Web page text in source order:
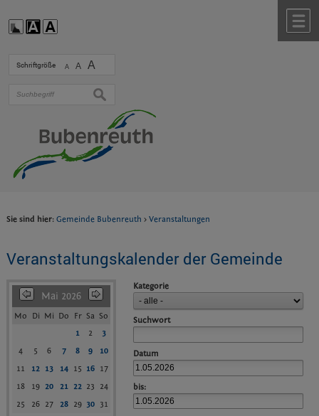
Schriftgröße A A A
suchen
Sie sind hier: Gemeinde Bubenreuth > Veranstaltungen
Veranstaltungskalender der Gemeinde
Mai 2026
Mo Di Mi Do Fr Sa So
1
2
3
4
5 6 7 8 9
10
11
12 13 14 15 16 17
18
19 20 21 22 23
24
25
26 27 28 29 30 31
Kategorie
Suchwort
Datum
bis: